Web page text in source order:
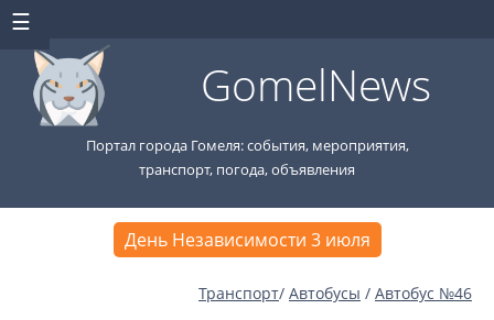
GomelNews
Портал города Гомеля: события, мероприятия,
транспорт, погода, объявления
День Независимости 3 июля
Транспорт/ Автобусы / Автобус №46